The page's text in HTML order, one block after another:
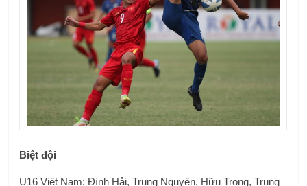
Biệt đội
U16 Việt Nam: Đình Hải, Trung Nguyên, Hữu Trọng, Trung